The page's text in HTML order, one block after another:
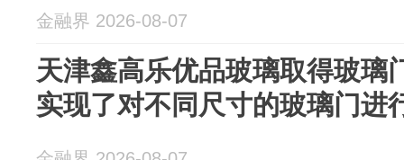
金融界 2026-08-07
天津鑫高乐优品玻璃取得玻璃
实现了对不同尺寸的玻璃门进